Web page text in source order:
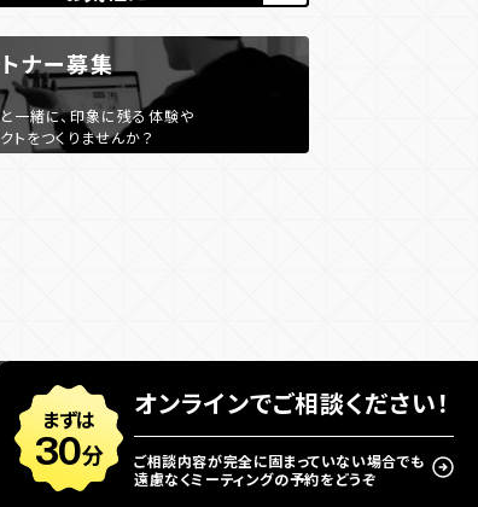
まずは
30分
オンラインでご相談ください！
ご相談内容が完全に固まっていない場合でも
遠慮なくミーティングの予約をどうぞ
ナー募集
一緒に、印象に残る体験や
トをつくりませんか？